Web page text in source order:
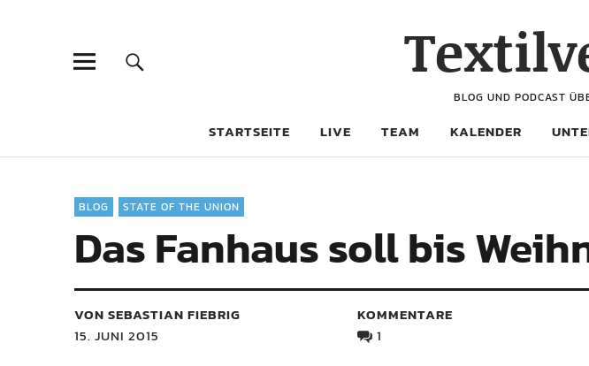
BLOG UND PODCAST
STARTSEITE LIVE TEAM KALENDER
BLOG STATE OF THE UNION
Das Fanhaus soll bis
VON SEBASTIAN FIEBRIG
15. JUNI 2015
KOMMENTARE
1